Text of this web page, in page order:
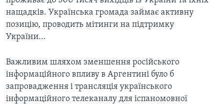
нащадків. Українська громада займає активну
позицію, проводить мітинги на підтримку
України...
Важливим шляхом зменшення російського
інформаційного впливу в Аргентині було б
запровадження і трансляція українського
інформаційного телеканалу для іспаномовної